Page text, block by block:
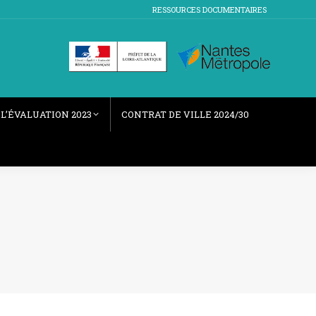
RESSOURCES DOCUMENTAIRES
L’ÉVALUATION 2023 CONTRAT DE VILLE 2024/30